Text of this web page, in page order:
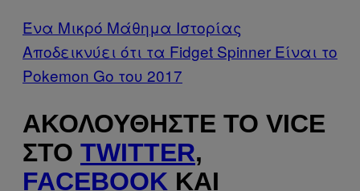
Ένα Μικρό Μάθημα Ιστορίας
Αποδεικνύει ότι τα Fidget Spinner Είναι το
Pokemon Go του 2017
ΑΚΟΛΟΥΘΉΣΤΕ ΤΟ VICE
ΣΤΟ TWITTER,
FACEBOOK ΚΑΙ